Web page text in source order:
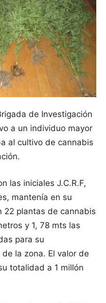
de Investigación
a un individuo mayor
al cultivo de cannabis
las iniciales J.C.R.F,
mantenía en su
22 plantas de cannabis
y 1, 78 mts las
para su
la zona. El valor de
totalidad a 1 millón